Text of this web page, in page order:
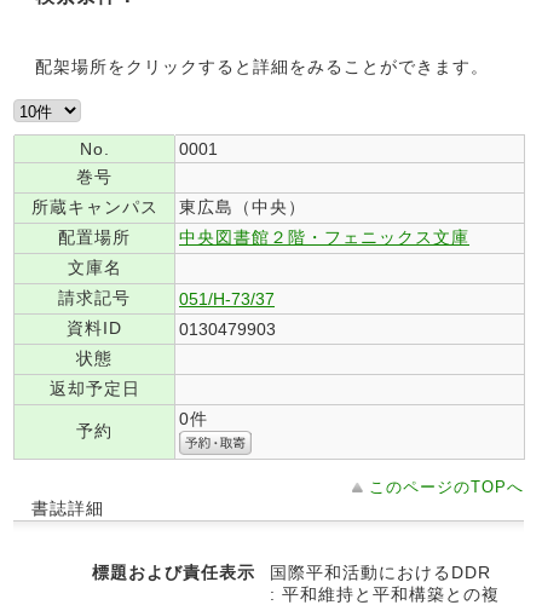
配架場所をクリックすると詳細をみることができます。
No.
0001
巻号
所蔵キャンパス
東広島（中央）
配置場所
中央図書館２階・フェニックス文庫
文庫名
請求記号
051/H-73/37
資料ID
0130479903
状態
返却予定日
予約
0件
このページのTOPへ
書誌詳細
標題および責任表示
国際平和活動におけるDDR
: 平和維持と平和構築との複